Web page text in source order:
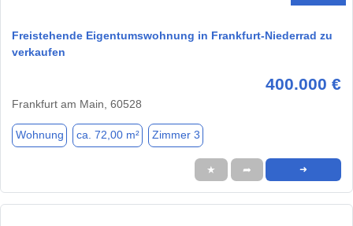
Freistehende Eigentumswohnung in Frankfurt-Niederrad zu
verkaufen
400.000 €
Frankfurt am Main, 60528
Wohnung ca. 72,00 m² Zimmer 3
★ ➦ ➜